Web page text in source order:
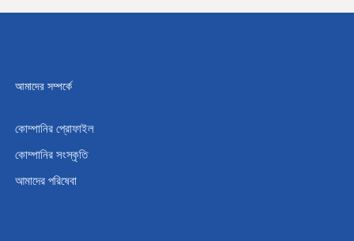
আমাদের সম্পর্কে
কোম্পানির প্রোফাইল
কোম্পানির সংস্কৃতি
আমাদের পরিষেবা